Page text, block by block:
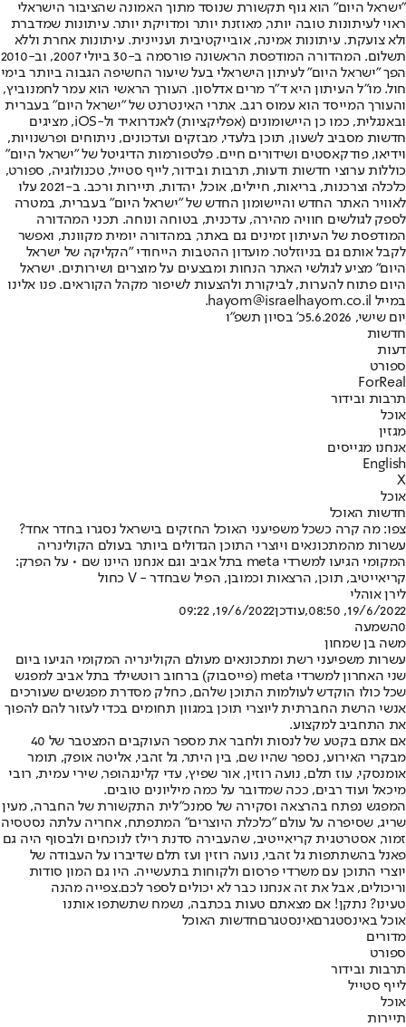
"ישראל היום" הוא גוף תקשורת שנוסד מתוך האמונה שהציבור הישראלי
ראוי לעיתונות טובה יותר, מאוזנת יותר ומדויקת יותר. עיתונות שמדברת
ולא צועקת. עיתונות אמינה, אובייקטיבית ועניינית. עיתונות אחרת וללא
תשלום. המהדורה המודפסת הראשונה פורסמה ב-30 ביולי 2007, וב-2010
הפך "ישראל היום" לעיתון הישראלי בעל שיעור החשיפה הגבוה ביותר בימי
חול. מו"ל העיתון היא ד"ר מרים אדלסון. העורך הראשי הוא עמר לחמנוביץ,
והעורך המייסד הוא עמוס רגב. אתרי האינטרנט של "ישראל היום" בעברית
ובאנגלית, כמו כן היישומונים (אפליקציות) לאנדרואיד ול-iOS, מציגים
חדשות מסביב לשעון, תוכן בלעדי, מבזקים ועדכונים, ניתוחים ופרשנויות,
וידיאו, פודקאסטים ושידורים חיים. פלטפורמות הדיגיטל של "ישראל היום"
כוללות ערוצי חדשות ודעות, תרבות ובידור, לייף סטייל, טכנולוגיה, ספורט,
כלכלה וצרכנות, בריאות, חיילים, אוכל, יהדות, תיירות ורכב. ב-2021 עלו
לאוויר האתר החדש והיישומון החדש של "ישראל היום" בעברית, במטרה
לספק לגולשים חוויה מהירה, עדכנית, בטוחה ונוחה. תכני המהדורה
המודפסת של העיתון זמינים גם באתר, במהדורה יומית מקוונת, ואפשר
לקבל אותם גם בניוזלטר. מועדון ההטבות הייחודי "הקליקה של ישראל
היום" מציע לגולשי האתר הנחות ומבצעים על מוצרים ושירותים. ישראל
היום פתוח להערות, לביקורת ולהצעות לשיפור מקהל הקוראים. פנו אלינו
במייל hayom@israelhayom.co.il.
יום שישי, 5.6.2026
כ' בסיון תשפ"ו
חדשות
דעות
ספורט
ForReal
תרבות ובידור
אוכל
מגזין
אנחנו מגייסים
English
X
אוכל
חדשות האוכל
צפו: מה קרה כשכל משפיעני האוכל החזקים בישראל נסגרו בחדר אחד?
עשרות מהמתכונאים ויוצרי התוכן הגדולים ביותר בעולם הקולינריה
המקומי הגיעו למשרדי meta בתל אביב וגם אנחנו היינו שם • על הפרק:
קריאייטיב, תוכן, הרצאות וכמובן, הפיל שבחדר - V כחול
לירן אוהלי
19/6/2022, 08:50
,עודכן19/6/2022, 09:22
0השמעה
משה בן שמחון
עשרות משפיעני רשת ומתכונאים מעולם הקולינריה המקומי הגיעו ביום
שני האחרון למשרדי meta (פייסבוק) ברחוב רוטשילד בתל אביב למפגש
שכל כולו הוקדש לעולמות התוכן שלהם, כחלק מסדרת מפגשים שעורכים
אנשי הרשת החברתית ליוצרי תוכן במגוון תחומים בכדי לעזור להם להפוך
את התחביב למקצוע.
אם אתם בקטע של לנסות ולחבר את מספר העוקבים המצטבר של 40
מבקרי האירוע, נספר שהיו שם, בין היתר, גל זהבי, אליטה אופק, תומר
אומנסקי, עוז תלם, נועה רוזין, אור שפיץ, עדי קלינגהופר, שירי עמית, רובי
מיכאל ועוד רבים, ככה שמדובר על כמה מיליונים טובים.
המפגש נפתח בהרצאה וסקירה של סמנכ"לית התקשורת של החברה, מעין
שריג, שסיפרה על עולם "כלכלת היוצרים" המתפתח, אחריה עלתה נסטסיה
זמור, אסטרטגית קריאייטיב, שהעבירה סדנת רילז לנוכחים ולבסוף היה גם
פאנל בהשתתפות גל זהבי, נועה רוזין ועז תלם שדיברו על העבודה של
יוצרי התוכן עם משרדי פרסום ולקוחות בתעשייה. היו גם המון סודות
וריכולים, אבל את זה אנחנו כבר לא יכולים לספר לכם.צפייה מהנה
טעינו? נתקן! אם מצאתם טעות בכתבה, נשמח שתשתפו אותנו
אוכל באינסטגרםאינסטגרםחדשות האוכל
מדורים
ספורט
תרבות ובידור
לייף סטייל
אוכל
תיירות